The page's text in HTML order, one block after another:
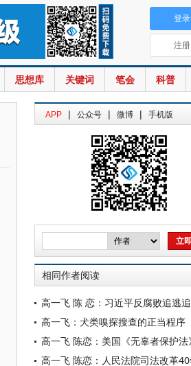
思想库 关键词 笔会 科普
登录
注册
APP | 公众号 | 微博 | 手机版
相同作者阅读
高一飞：犬类嗅探搜查的正当程序